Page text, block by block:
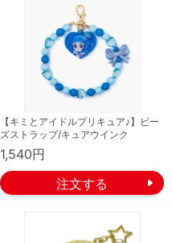
【キミとアイドルプリキュア♪】ビー
ズストラップ/キュアウインク
1,540円